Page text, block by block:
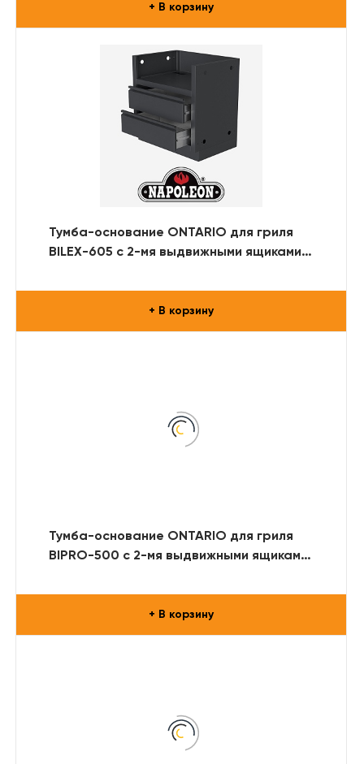
+ В корзину
Тумба-основание ONTARIO для гриля
BILEX-605 с 2-мя выдвижными ящиками
+ В корзину
Тумба-основание ONTARIO для гриля
BIPRO-500 с 2-мя выдвижными ящиками
+ В корзину